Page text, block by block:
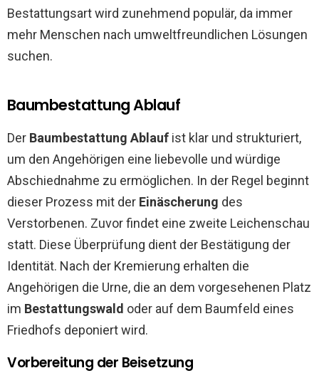
Bestattungsart wird zunehmend populär, da immer
mehr Menschen nach umweltfreundlichen Lösungen
suchen.
Baumbestattung Ablauf
Der Baumbestattung Ablauf ist klar und strukturiert,
um den Angehörigen eine liebevolle und würdige
Abschiednahme zu ermöglichen. In der Regel beginnt
dieser Prozess mit der Einäscherung des
Verstorbenen. Zuvor findet eine zweite Leichenschau
statt. Diese Überprüfung dient der Bestätigung der
Identität. Nach der Kremierung erhalten die
Angehörigen die Urne, die an dem vorgesehenen Platz
im Bestattungswald oder auf dem Baumfeld eines
Friedhofs deponiert wird.
Vorbereitung der Beisetzung